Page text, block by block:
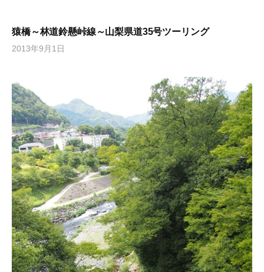
猿橋～林道鈴懸峠線～山梨県道35号ツーリング
2013年9月1日